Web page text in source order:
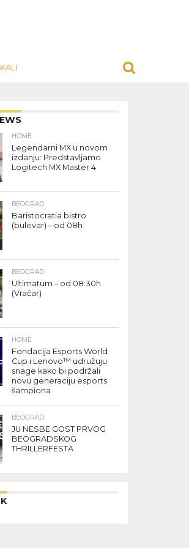
HOME
Legendarni MX u novom
izdanju: Predstavljamo
Logitech MX Master 4
BEOGRAD
Baristocratia bistro
(bulevar) – od 08h
BEOGRAD
Ultimatum – od 08:30h
(Vračar)
HOME
Fondacija Esports World
Cup i Lenovo™ udružuju
snage kako bi podržali
novu generaciju esports
šampiona
BEOGRAD
JU NESBE GOST PRVOG
BEOGRADSKOG
THRILLERFESTA